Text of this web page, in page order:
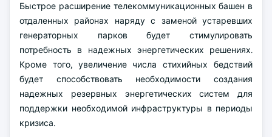
Быстрое расширение телекоммуникационных башен в
отдаленных районах наряду с заменой устаревших
генераторных парков будет стимулировать
потребность в надежных энергетических решениях.
Кроме того, увеличение числа стихийных бедствий
будет способствовать необходимости создания
надежных резервных энергетических систем для
поддержки необходимой инфраструктуры в периоды
кризиса.